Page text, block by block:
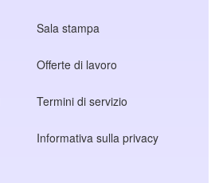
Sala stampa
Offerte di lavoro
Termini di servizio
Informativa sulla privacy